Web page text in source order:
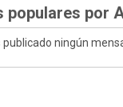
populares por
publicado ningún